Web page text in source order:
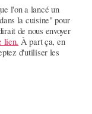
Dédicaces
de la
: Samy
n°3 Dans la
– n°6
l'on a lancé un
la cuisine" pour
de nous envoyer
lien. À part ça, en
d'utiliser les